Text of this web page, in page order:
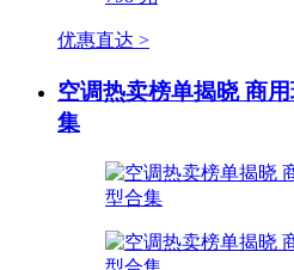
优惠直达 >
空调热卖榜单揭晓 商
集